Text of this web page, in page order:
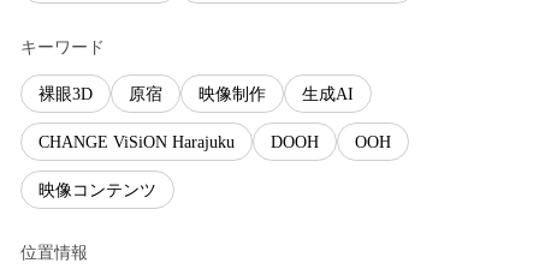
キーワード
裸眼3D 原宿 映像制作 生成AI
CHANGE ViSiON Harajuku DOOH OOH
映像コンテンツ
位置情報